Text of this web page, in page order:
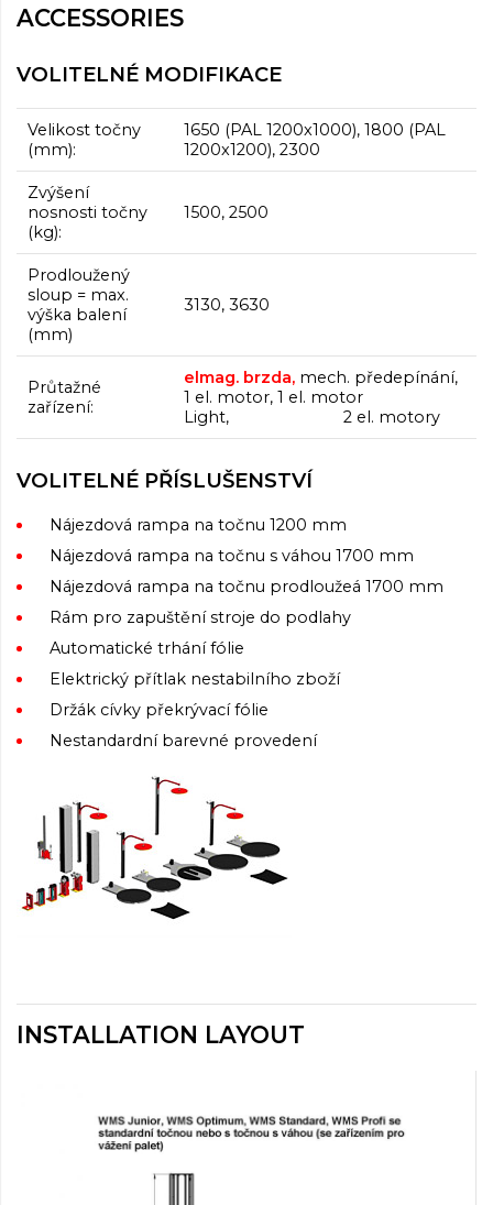
ACCESSORIES
VOLITELNÉ MODIFIKACE
Velikost točny
(mm):
1650 (PAL 1200x1000), 1800 (PAL
1200x1200), 2300
Zvýšení
nosnosti točny
(kg):
1500, 2500
Prodloužený
sloup = max.
výška balení
(mm)
3130, 3630
Průtažné
zařízení:
elmag. brzda, mech. předepínání,
1 el. motor, 1 el. motor
Light, 2 el. motory
VOLITELNÉ PŘÍSLUŠENSTVÍ
Nájezdová rampa na točnu 1200 mm
Nájezdová rampa na točnu s váhou 1700 mm
Nájezdová rampa na točnu prodloužeá 1700 mm
Rám pro zapuštění stroje do podlahy
Automatické trhání fólie
Elektrický přítlak nestabilního zboží
Držák cívky překrývací fólie
Nestandardní barevné provedení
INSTALLATION LAYOUT